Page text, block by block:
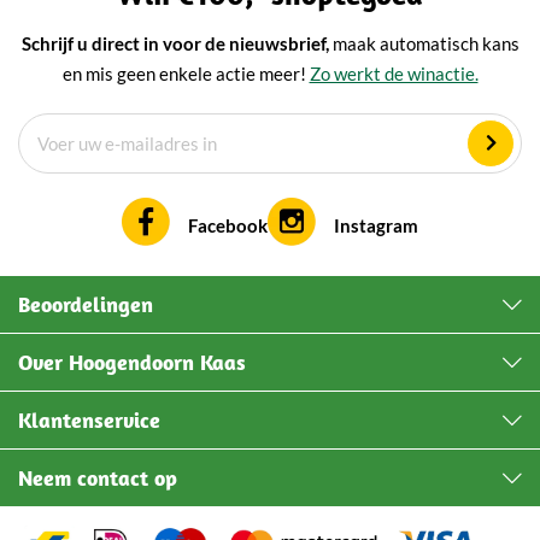
Schrijf u direct in voor de nieuwsbrief, maak automatisch kans
en mis geen enkele actie meer! Zo werkt de winactie.
Facebook Instagram
Beoordelingen
Over Hoogendoorn Kaas
Klantenservice
Neem contact op